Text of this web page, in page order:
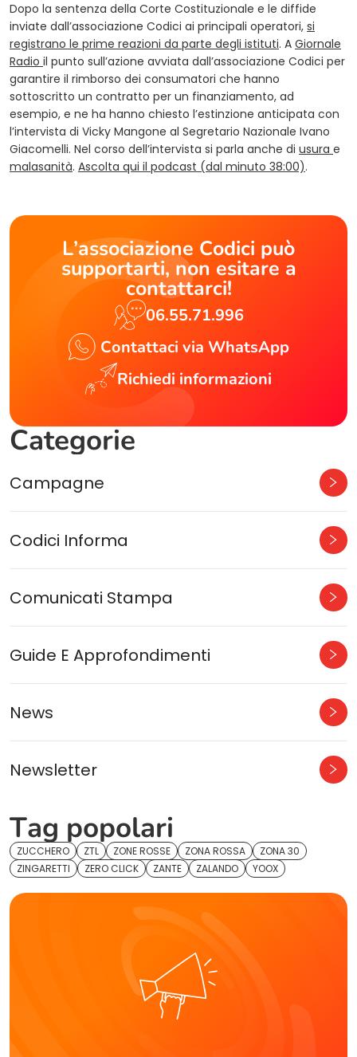
Dopo la sentenza della Corte Costituzionale e le diffide
inviate dall’associazione Codici ai principali operatori, si
registrano le prime reazioni da parte degli istituti. A Giornale
Radio (opens in a new tab)
il punto sull’azione avviata dall’associazione Codici per
garantire il rimborso dei consumatori che hanno
sottoscritto un contratto per un finanziamento, ad
esempio, e ne ha hanno chiesto l’estinzione anticipata con
l’intervista di Vicky Mangone al Segretario Nazionale Ivano
Giacomelli. Nel corso dell’intervista si parla anche di usura e
malasanità. Ascolta qui il podcast (dal minuto 38:00)(opens in
.
L’associazione Codici può
supportarti, non esitare a
contattarci!
06.55.71.996
Contattaci via WhatsApp
Richiedi informazioni
Categorie
Campagne
Codici Informa
Comunicati Stampa
Guide E Approfondimenti
News
Newsletter
Tag popolari
ZUCCHERO ZTL ZONE ROSSE ZONA ROSSA
ZONA 30
ZINGARETTI
ZERO CLICK ZANTE ZALANDO YOOX